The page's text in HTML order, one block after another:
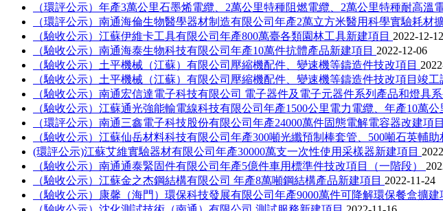
（環評公示）年產3萬公里石墨烯電纜、2萬公里特種阻燃電纜、2萬公里特種耐高溫
（環評公示）南通海倫生物醫學器材制造有限公司年產2萬立方米醫用科學實驗耗材
（驗收公示）江蘇伊維卡工具有限公司年產800萬臺各類園林工具新建項目 2022-12-12
（驗收公示）南通海泰生物科技有限公司年產10萬件抗體產品新建項目 2022-12-06
（驗收公示）土平機械（江蘇）有限公司壓縮機配件、變速機等鑄造件技改項目
（驗收公示）土平機械（江蘇）有限公司壓縮機配件、變速機等鑄造件技改項目竣工
（驗收公示）南通宏信達電子科技有限公司 電子器件及電子元器件系列產品和燈具
（驗收公示）江蘇通光強能輸電線科技有限公司年產1500公里電力電纜、年產10萬公
（環評公示）南通三鑫電子科技股份有限公司年產24000萬件固態電解電容器改建項目
（驗收公示）江蘇仙岳材料科技有限公司年產300噸光纖預制棒套管、500噸石英輔助
(環評公示)江蘇艾維實驗器材有限公司年產30000萬支一次性使用采樣器新建項目
（驗收公示）南通通泰緊固件有限公司年產5億件車用標準件技改項目（一階段）
（驗收公示）江蘇金之杰鋼結構有限公司 年產8萬噸鋼結構產品新建項目 2022-11-24
（驗收公示）康馨（海門）環保科技發展有限公司年產9000萬件可降解環保餐盒擴建